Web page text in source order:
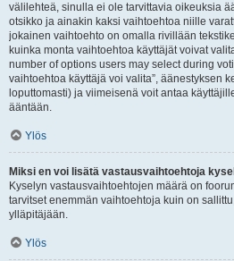
välilehteä, sinulla ei ole tarvittavia oikeuksia
otsikko ja ainakin kaksi vaihtoehtoa niille
jokainen vaihtoehto on omalla rivillään
kuinka monta vaihtoehtoa käyttäjät voivat
number of options users may select during
vaihtoehtoa käyttäjä voi valita”, äänestyksen
loputtomasti) ja viimeisenä voit antaa
ääntään.
Ylös
Miksi en voi lisätä vastausvaihtoehtoja
Kyselyn vastausvaihtoehtojen määrä on
tarvitset enemmän vaihtoehtoja kuin on
ylläpitäjään.
Ylös